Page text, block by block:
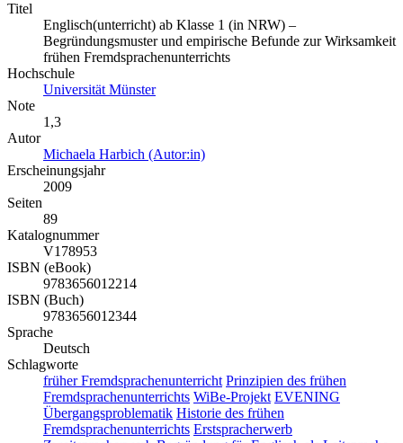
Titel
Englisch(unterricht) ab Klasse 1 (in NRW) –
Begründungsmuster und empirische Befunde zur Wirksamkeit
frühen Fremdsprachenunterrichts
Hochschule
Universität Münster
Note
1,3
Autor
Michaela Harbich (Autor:in)
Erscheinungsjahr
2009
Seiten
89
Katalognummer
V178953
ISBN (eBook)
9783656012214
ISBN (Buch)
9783656012344
Sprache
Deutsch
Schlagworte
früher Fremdsprachenunterricht Prinzipien des frühen
Fremdsprachenunterrichts WiBe-Projekt EVENING
Übergangsproblematik Historie des frühen
Fremdsprachenunterrichts Erstspracherwerb